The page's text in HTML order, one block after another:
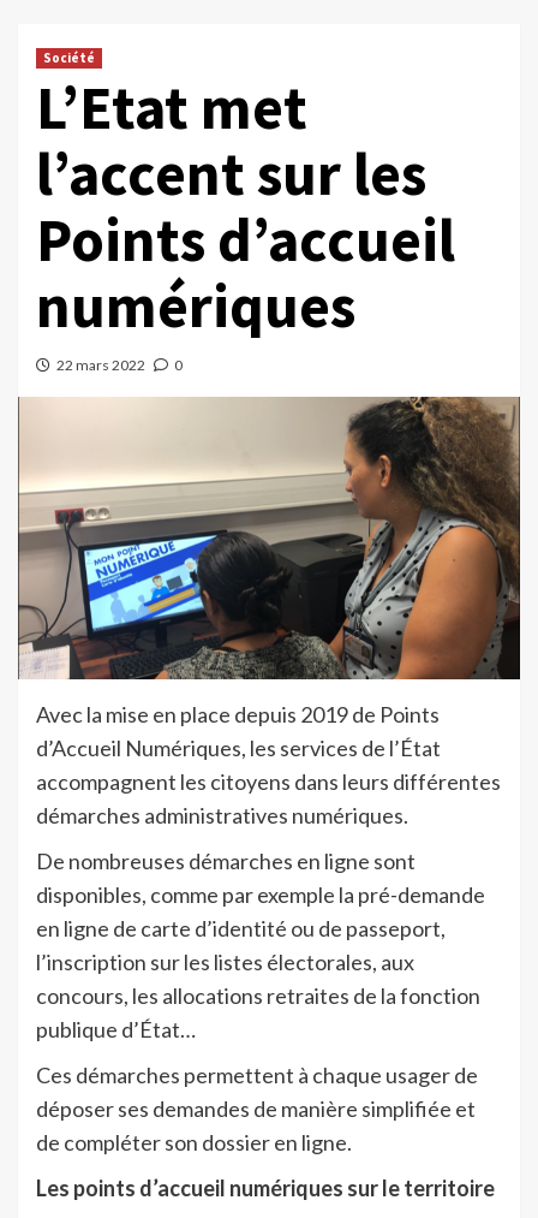
Société
L’Etat met
l’accent sur les
Points d’accueil
numériques
22 mars 2022 0
Avec la mise en place depuis 2019 de Points
d’Accueil Numériques, les services de l’État
accompagnent les citoyens dans leurs différentes
démarches administratives numériques.
De nombreuses démarches en ligne sont
disponibles, comme par exemple la pré-demande
en ligne de carte d’identité ou de passeport,
l’inscription sur les listes électorales, aux
concours, les allocations retraites de la fonction
publique d’État…
Ces démarches permettent à chaque usager de
déposer ses demandes de manière simplifiée et
de compléter son dossier en ligne.
Les points d’accueil numériques sur le territoire